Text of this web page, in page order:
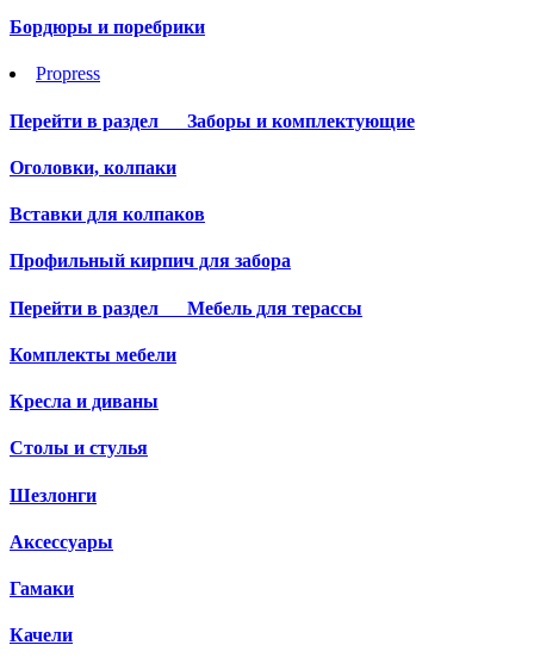
Бордюры и поребрики
Propress
Перейти в раздел Заборы и комплектующие
Оголовки, колпаки
Вставки для колпаков
Профильный кирпич для забора
Перейти в раздел Мебель для терассы
Комплекты мебели
Кресла и диваны
Столы и стулья
Шезлонги
Аксессуары
Гамаки
Качели